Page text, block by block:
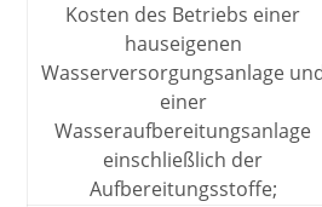
Kosten des Betriebs einer
hauseigenen
Wasserversorgungsanlage
einer
Wasseraufbereitungsanlage
einschließlich der
Aufbereitungsstoffe;